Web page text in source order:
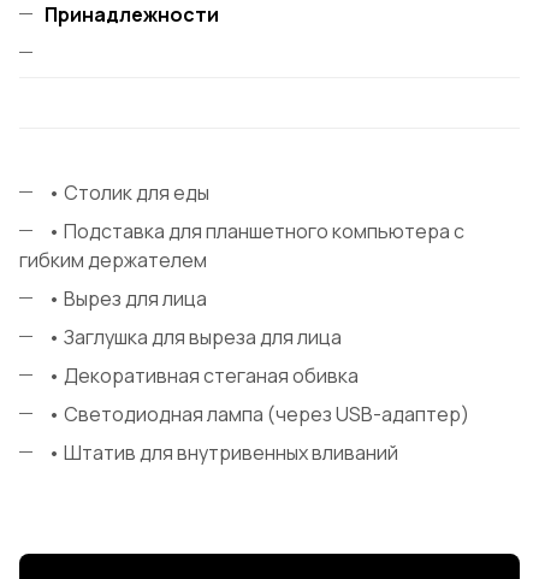
Принадлежности
• Столик для еды
• Подставка для планшетного компьютера с
гибким держателем
• Вырез для лица
• Заглушка для выреза для лица
• Декоративная стеганая обивка
• Светодиодная лампа (через USB-адаптер)
• Штатив для внутривенных вливаний